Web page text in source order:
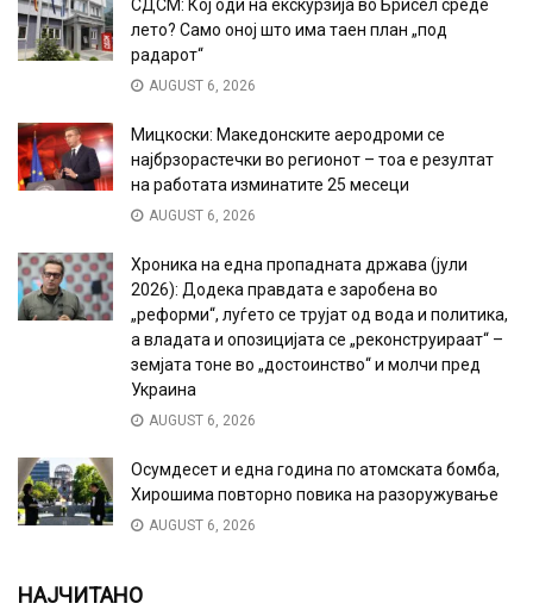
СДСМ: Кој оди на екскурзија во Брисел среде
лето? Само оној што има таен план „под
радарот“
AUGUST 6, 2026
Мицкоски: Македонските аеродроми се
најбрзорастечки во регионот – тоа е резултат
на работата изминатите 25 месеци
AUGUST 6, 2026
Хроника на една пропадната држава (јули
2026): Додека правдата е заробена во
„реформи“, луѓето се трујат од вода и политика,
а владата и опозицијата се „реконструираат“ –
земјата тоне во „достоинство“ и молчи пред
Украина
AUGUST 6, 2026
Осумдесет и една година по атомската бомба,
Хирошима повторно повика на разоружување
AUGUST 6, 2026
НАЈЧИТАНО